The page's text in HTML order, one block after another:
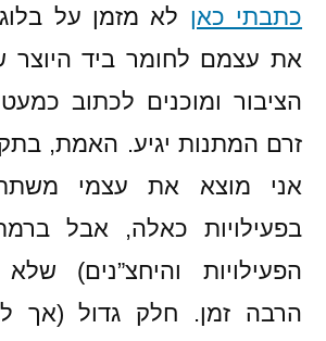
כתבתי כאן לא מזמן על
את עצמם לחומר ביד היוצר
הציבור ומוכנים לכתוב
זרם המתנות יגיע. האמת,
אני מוצא את עצמי
בפעילויות כאלה, אבל
הפעילויות והיחצ”נים)
הרבה זמן. חלק גדול (אך